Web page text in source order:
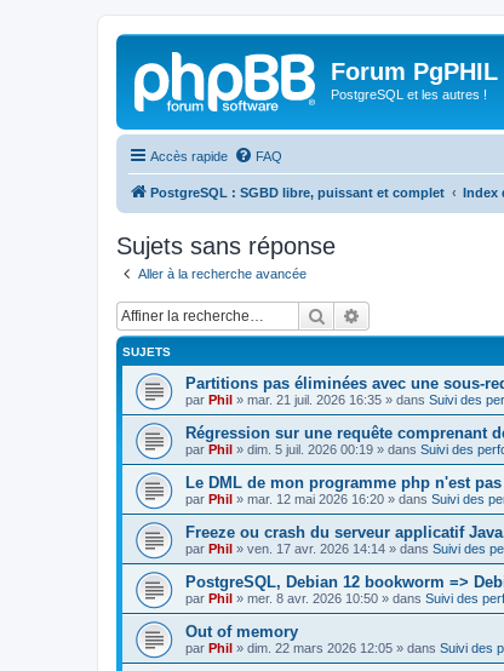
Forum PgPHIL
PostgreSQL et les autres !
Accès rapide FAQ
PostgreSQL : SGBD libre, puissant et complet Index
Sujets sans réponse
Aller à la recherche avancée
Rechercher
SUJETS
Partitions pas éliminées avec une sous-
par Phil » mar. 21 juil. 2026 16:35 » dans Suivi des
Régression sur une requête comprenant
par Phil » dim. 5 juil. 2026 00:19 » dans Suivi des
Le DML de mon programme php n'est
par Phil » mar. 12 mai 2026 16:20 » dans Suivi des
Freeze ou crash du serveur applicatif
par Phil » ven. 17 avr. 2026 14:14 » dans Suivi des
PostgreSQL, Debian 12 bookworm =>
par Phil » mer. 8 avr. 2026 10:50 » dans Suivi des
Out of memory
par Phil » dim. 22 mars 2026 12:05 » dans Suivi des